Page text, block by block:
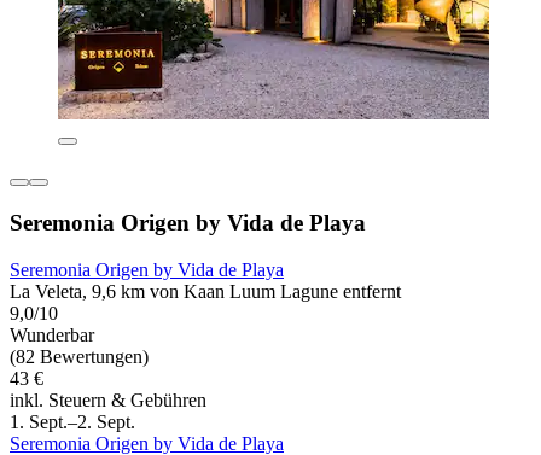
Seremonia Origen by Vida de Playa
Seremonia Origen by Vida de Playa
La Veleta, 9,6 km von Kaan Luum Lagune entfernt
9,0/10
Wunderbar
(82 Bewertungen)
43 €
inkl. Steuern & Gebühren
1. Sept.–2. Sept.
Seremonia Origen by Vida de Playa